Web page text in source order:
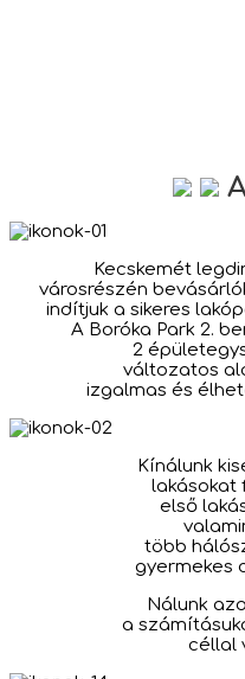
Kecskemét
városrészén
indítjuk a sikeres
A Boróka Park 2.
2
változatos
izgalmas és
Kínálunk
lakásokat
első
több
gyermekes
Nálunk
a
céllal